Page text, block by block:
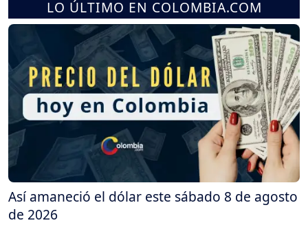
LO ÚLTIMO EN COLOMBIA.COM
Así amaneció el dólar este sábado 8 de agosto
de 2026